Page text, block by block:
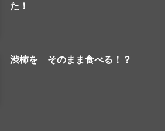
た！
渋柿を そのまま食べる！？